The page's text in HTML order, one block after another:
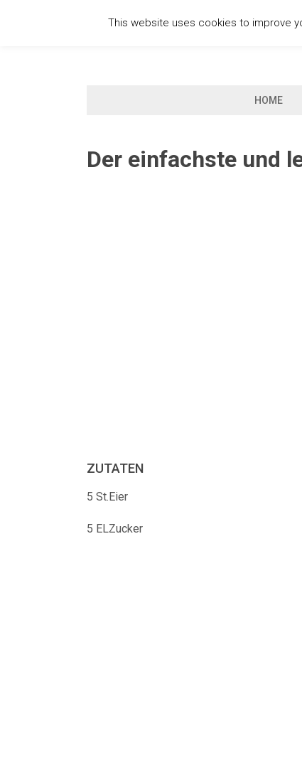
HOME
Der einfachste und
ZUTATEN
5 St.Eier
5 ELZucker
This website uses cookies to improve